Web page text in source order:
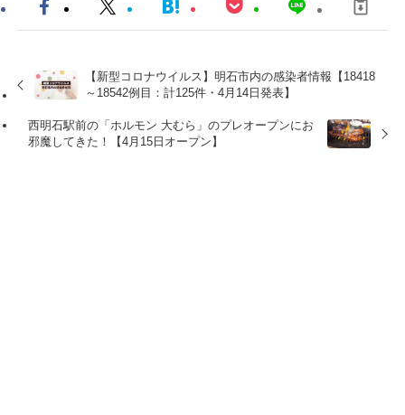
【新型コロナウイルス】明石市内の感染者情報【18418
～18542例目：計125件・4月14日発表】
西明石駅前の「ホルモン 大むら」のプレオープンにお
邪魔してきた！【4月15日オープン】